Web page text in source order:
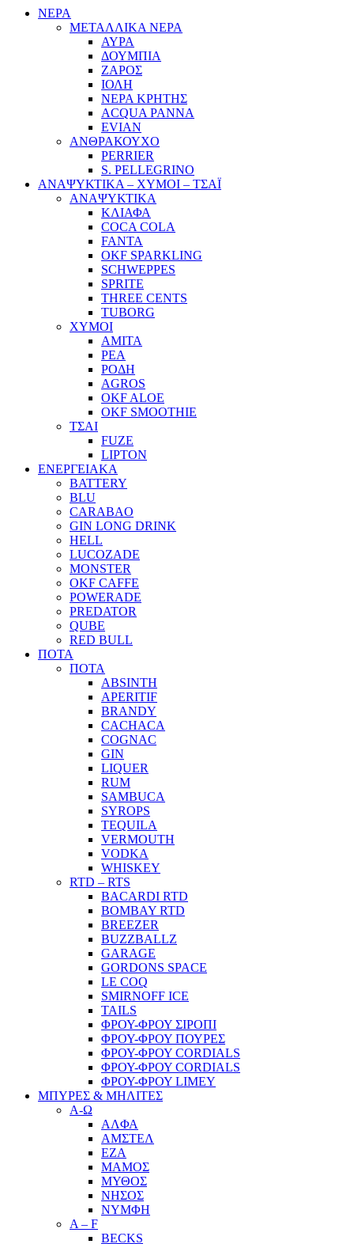
ΝΕΡΑ
ΜΕΤΑΛΛΙΚΑ ΝΕΡΑ
ΑΥΡΑ
ΔΟΥΜΠΙΑ
ΖΑΡΟΣ
ΙΟΛΗ
ΝΕΡΑ ΚΡΗΤΗΣ
ACQUA PANNA
EVIAN
ΑΝΘΡΑΚΟΥΧΟ
PERRIER
S. PELLEGRINO
ΑΝΑΨΥΚΤΙΚΑ – ΧΥΜΟΙ – ΤΣΑΪ
ΑΝΑΨΥΚΤΙΚΑ
ΚΛΙΑΦΑ
COCA COLA
FANTA
OKF SPARKLING
SCHWEPPES
SPRITE
THREE CENTS
TUBORG
ΧΥΜΟΙ
ΑΜΙΤΑ
ΡΕΑ
ΡΟΔΗ
AGROS
OKF ALOE
OKF SMOOTHIE
ΤΣΑΙ
FUZE
LIPTON
ΕΝΕΡΓΕΙΑΚΑ
BATTERY
BLU
CARABAO
GIN LONG DRINK
HELL
LUCOZADE
MONSTER
OKF CAFFE
POWERADE
PREDATOR
QUBE
RED BULL
ΠΟΤΑ
ΠΟΤΑ
ABSINTH
APERITIF
BRANDY
CACHACA
COGNAC
GIN
LIQUER
RUM
SAMBUCA
SYROPS
TEQUILA
VERMOUTH
VODKA
WHISKEY
RTD – RTS
BACARDI RTD
BOMBAY RTD
BREEZER
BUZZBALLZ
GARAGE
GORDONS SPACE
LE COQ
SMIRNOFF ICE
TAILS
ΦΡΟΥ-ΦΡΟΥ ΣΙΡΟΠΙ
ΦΡΟΥ-ΦΡΟΥ ΠΟΥΡΕΣ
ΦΡΟΥ-ΦΡΟΥ CORDIALS
ΦΡΟΥ-ΦΡΟΥ CORDIALS
ΦΡΟΥ-ΦΡΟΥ LIMEY
ΜΠΥΡΕΣ & ΜΗΛΙΤΕΣ
Α-Ω
ΑΛΦΑ
ΑΜΣΤΕΛ
ΕΖΑ
ΜΑΜΟΣ
ΜΥΘΟΣ
ΝΗΣΟΣ
ΝΥΜΦΗ
A – F
BECKS